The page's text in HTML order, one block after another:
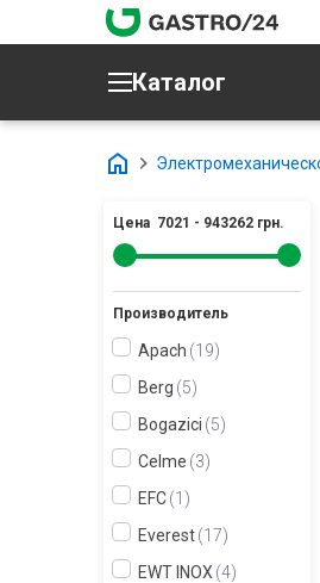
Каталог
Цена 7021 - 943262 грн.
Производитель
Apach 19
Berg 5
Bogazici 5
Celme 3
EFC 1
Everest 17
EWT INOX 4